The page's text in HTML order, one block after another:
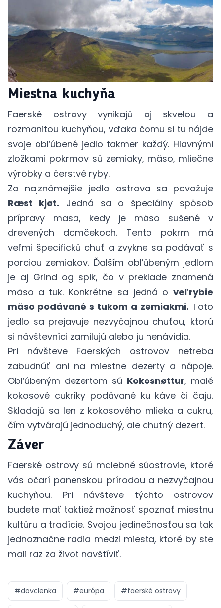
Miestna kuchyňa
Faerské ostrovy vynikajú aj skvelou a
rozmanitou kuchyňou, vďaka čomu si tu nájde
svoje obľúbené jedlo takmer každý. Hlavnými
zložkami pokrmov sú zemiaky, mäso, mliečne
výrobky a čerstvé ryby.
Za najznámejšie jedlo ostrova sa považuje
Ræst kjøt. Jedná sa o špeciálny spôsob
prípravy masa, kedy je mäso sušené v
drevených domčekoch. Tento pokrm má
veľmi špecifickú chuť a zvykne sa podávať s
porciou zemiakov. Ďalším obľúbeným jedlom
je aj Grind og spik, čo v preklade znamená
mäso a tuk. Konkrétne sa jedná o veľrybie
mäso podávané s tukom a zemiakmi. Toto
jedlo sa prejavuje nezvyčajnou chuťou, ktorú
si návštevníci zamilujú alebo ju nenávidia.
Pri návšteve Faerských ostrovov netreba
zabudnúť ani na miestne dezerty a nápoje.
Obľúbeným dezertom sú Kokosnøttur, malé
kokosové cukríky podávané ku káve či čaju.
Skladajú sa len z kokosového mlieka a cukru,
čím vytvárajú jednoduchý, ale chutný dezert.
Záver
Faerské ostrovy sú malebné súostrovie, ktoré
vás očarí panenskou prírodou a nezvyčajnou
kuchyňou. Pri návšteve týchto ostrovov
budete mať taktiež možnosť spoznať miestnu
kultúru a tradície. Svojou jedinečnosťou sa tak
jednoznačne radia medzi miesta, ktoré by ste
mali raz za život navštíviť.
#dovolenka #európa #faerské ostrovy